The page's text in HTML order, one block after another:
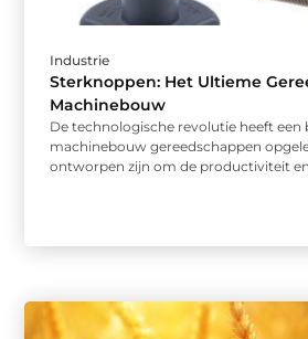
Industrie
Sterknoppen: Het Ultieme
Machinebouw
De technologische revolutie heeft een
machinebouw gereedschappen
ontworpen zijn om de productiviteit